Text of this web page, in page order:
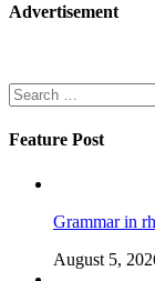
Advertisement
Search
for:
Feature Post
Grammar in
August 5,